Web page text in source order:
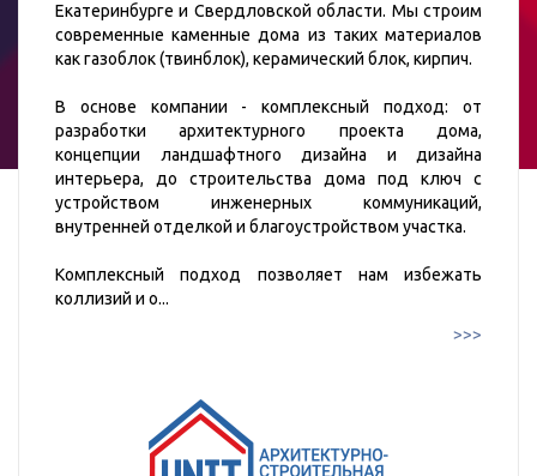
Екатеринбурге и Свердловской области. Мы строим
современные каменные дома из таких материалов
как газоблок (твинблок), керамический блок, кирпич.
В основе компании - комплексный подход: от
разработки архитектурного проекта дома,
концепции ландшафтного дизайна и дизайна
интерьера, до строительства дома под ключ с
устройством инженерных коммуникаций,
внутренней отделкой и благоустройством участка.
Комплексный подход позволяет нам избежать
коллизий и о...
>>>